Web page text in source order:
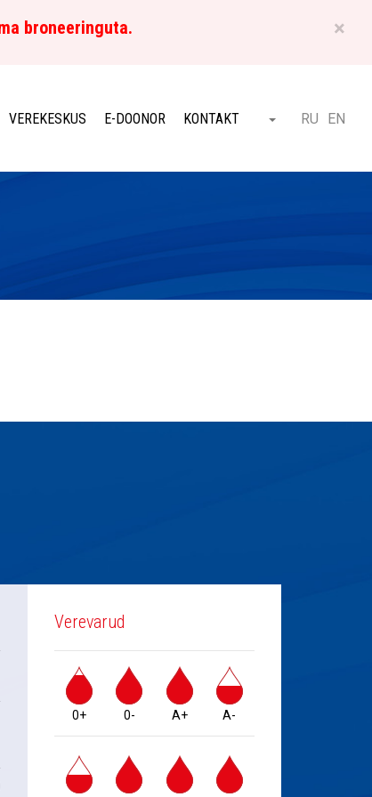
×
broneeringuta.
VEREKESKUS E-DOONOR KONTAKT Otsi ET
RU EN
Verevarud
0+ 0- A+ A-